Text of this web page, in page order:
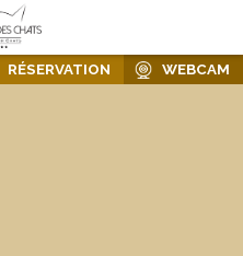
WEBCAM
RÉSERVATION